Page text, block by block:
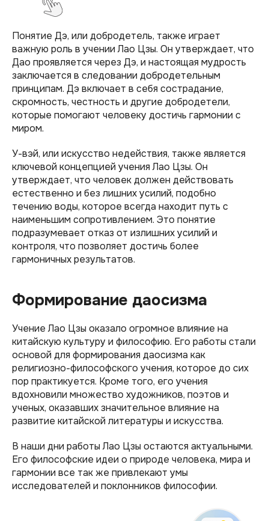
Понятие Дэ, или добродетель, также играет
важную роль в учении Лао Цзы. Он утверждает, что
Дао проявляется через Дэ, и настоящая мудрость
заключается в следовании добродетельным
принципам. Дэ включает в себя сострадание,
скромность, честность и другие добродетели,
которые помогают человеку достичь гармонии с
миром.
У-вэй, или искусство недействия, также является
ключевой концепцией учения Лао Цзы. Он
утверждает, что человек должен действовать
естественно и без лишних усилий, подобно
течению воды, которое всегда находит путь с
наименьшим сопротивлением. Это понятие
подразумевает отказ от излишних усилий и
контроля, что позволяет достичь более
гармоничных результатов.
Формирование даосизма
Учение Лао Цзы оказало огромное влияние на
китайскую культуру и философию. Его работы стали
основой для формирования даосизма как
религиозно-философского учения, которое до сих
пор практикуется. Кроме того, его учения
вдохновили множество художников, поэтов и
ученых, оказавших значительное влияние на
развитие китайской литературы и искусства.
В наши дни работы Лао Цзы остаются актуальными.
Его философские идеи о природе человека, мира и
гармонии все так же привлекают умы
исследователей и поклонников философии.